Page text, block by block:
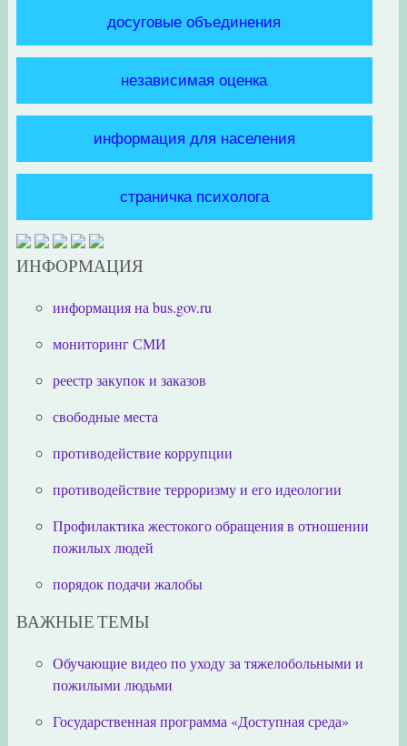
досуговые объединения
независимая оценка
информация для населения
страничка психолога
ИНФОРМАЦИЯ
информация на bus.gov.ru
мониторинг СМИ
реестр закупок и заказов
свободные места
противодействие коррупции
противодействие терроризму и его идеологии
Профилактика жестокого обращения в отношении
пожилых людей
порядок подачи жалобы
ВАЖНЫЕ ТЕМЫ
Обучающие видео по уходу за тяжелобольными и
пожилыми людьми
Государственная программа «Доступная среда»